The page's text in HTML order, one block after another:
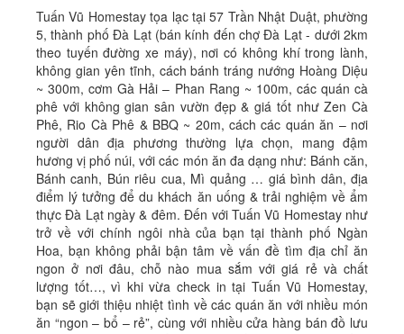
Tuấn Vũ Homestay tọa lạc tại 57 Trần Nhật Duật, phường
5, thành phố Đà Lạt (bán kính đến chợ Đà Lạt - dưới 2km
theo tuyến đường xe máy), nơi có không khí trong lành,
không gian yên tĩnh, cách bánh tráng nướng Hoàng Diệu
~ 300m, cơm Gà Hải – Phan Rang ~ 100m, các quán cà
phê với không gian sân vườn đẹp & giá tốt như Zen Cà
Phê, Rio Cà Phê & BBQ ~ 20m, cách các quán ăn – nơi
người dân địa phương thường lựa chọn, mang đậm
hương vị phố núi, với các món ăn đa dạng như: Bánh căn,
Bánh canh, Bún riêu cua, Mì quảng … giá bình dân, địa
điểm lý tưởng để du khách ăn uống & trải nghiệm về ẩm
thực Đà Lạt ngày & đêm. Đến với Tuấn Vũ Homestay như
trở về với chính ngôi nhà của bạn tại thành phố Ngàn
Hoa, bạn không phải bận tâm về vấn đề tìm địa chỉ ăn
ngon ở nơi đâu, chỗ nào mua sắm với giá rẻ và chất
lượng tốt…, vì khi vừa check in tại Tuấn Vũ Homestay,
bạn sẽ giới thiệu nhiệt tình về các quán ăn với nhiều món
ăn “ngon – bổ – rẻ”, cùng với nhiều cửa hàng bán đồ lưu